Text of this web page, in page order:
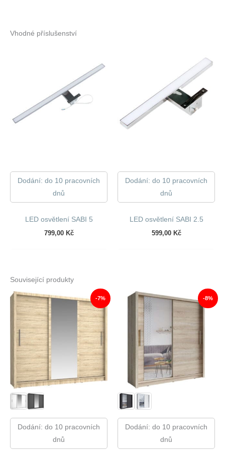
Vhodné příslušenství
Dodání: do 10 pracovních
dnů
LED osvětlení SABI 5
799,00 Kč
Dodání: do 10 pracovních
dnů
LED osvětlení SABI 2.5
599,00 Kč
Související produkty
-7%
Dodání: do 10 pracovních
dnů
-8%
Dodání: do 10 pracovních
dnů